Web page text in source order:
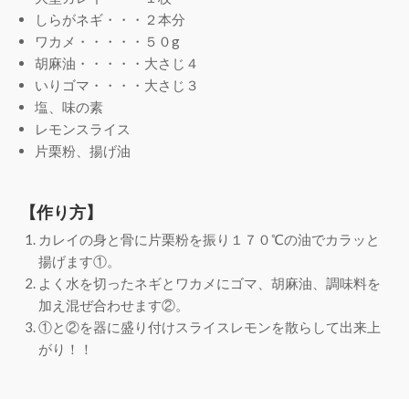
しらがネギ・・・２本分
ワカメ・・・・・５０g
胡麻油・・・・・大さじ４
いりゴマ・・・・大さじ３
塩、味の素
レモンスライス
片栗粉、揚げ油
【作り方】
カレイの身と骨に片栗粉を振り１７０℃の油でカラッと
揚げます①。
よく水を切ったネギとワカメにゴマ、胡麻油、調味料を
加え混ぜ合わせます②。
①と②を器に盛り付けスライスレモンを散らして出来上
がり！！